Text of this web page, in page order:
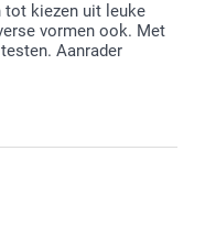
kiezen uit leuke
vormen ook. Met
Aanrader